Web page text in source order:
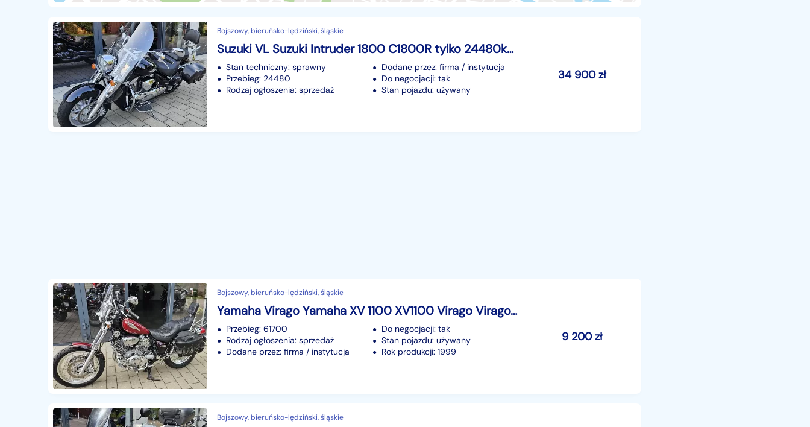
Pozostałe 1065 Bojszowy, bieruńsko-lędziński, śląskie
Suzuki VL Suzuki Intruder 1800 C1800R tylko 24480km bdb stan -raty-
Stan techniczny: sprawny
Przebieg: 24480
Rodzaj ogłoszenia: sprzedaż
Dodane przez: firma / instytucja
Do negocjacji: tak
Stan pojazdu: używany
34 900zł
Bojszowy, bieruńsko-lędziński, śląskie
Yamaha Virago Yamaha XV 1100 XV1100 Virago Virago1100
Przebieg: 61700
Rodzaj ogłoszenia: sprzedaż
Dodane przez: firma / instytucja
Do negocjacji: tak
Stan pojazdu: używany
Rok produkcji: 1999
9 200zł
Bojszowy, bieruńsko-lędziński, śląskie